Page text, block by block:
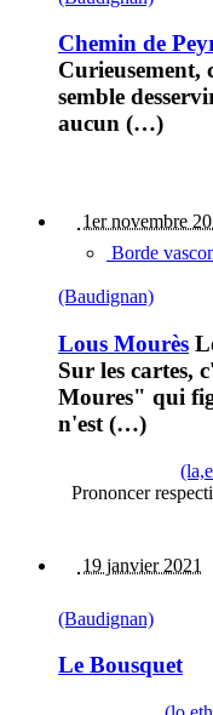
Chemin de
Curieusement,
semble
aucun (…)
1er novembre
Borde
(Baudignan)
Lous Mourès
Sur les cartes,
Moures" qui
n'est (…)
Prononcer
19 janvier 2021
(Baudignan)
Le Bousquet